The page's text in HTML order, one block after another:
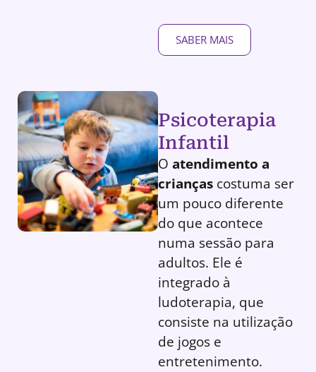
SABER MAIS
Psicoterapia
Infantil
O atendimento a
crianças costuma ser
um pouco diferente
do que acontece
numa sessão para
adultos. Ele é
integrado à
ludoterapia, que
consiste na utilização
de jogos e
entretenimento.